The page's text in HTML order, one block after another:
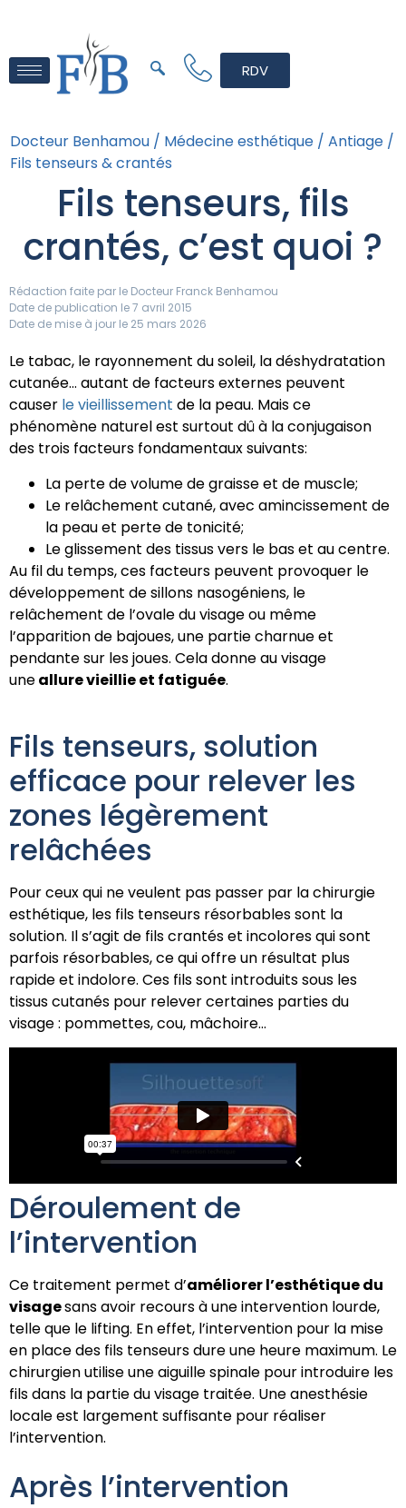
RDV
Docteur Benhamou / Médecine esthétique / Antiage /
Fils tenseurs & crantés
Fils tenseurs, fils
crantés, c’est quoi ?
Rédaction faite par le Docteur Franck Benhamou
Date de publication le 7 avril 2015
Date de mise à jour le 25 mars 2026
Le tabac, le rayonnement du soleil, la déshydratation
cutanée… autant de facteurs externes peuvent
causer le vieillissement de la peau. Mais ce
phénomène naturel est surtout dû à la conjugaison
des trois facteurs fondamentaux suivants:
La perte de volume de graisse et de muscle;
Le relâchement cutané, avec amincissement de
la peau et perte de tonicité;
Le glissement des tissus vers le bas et au centre.
Au fil du temps, ces facteurs peuvent provoquer le
développement de sillons nasogéniens, le
relâchement de l’ovale du visage ou même
l’apparition de bajoues, une partie charnue et
pendante sur les joues. Cela donne au visage
uneallure vieillie et fatiguée.
Fils tenseurs, solution
efficace pour relever les
zones légèrement
relâchées
Pour ceux qui ne veulent pas passer par la chirurgie
esthétique, les fils tenseurs résorbables sont la
solution. Il s’agit de fils crantés et incolores qui sont
parfois résorbables, ce qui offre un résultat plus
rapide et indolore. Ces fils sont introduits sous les
tissus cutanés pour relever certaines parties du
visage : pommettes, cou, mâchoire…
Déroulement de
l’intervention
Ce traitement permet d’améliorerl’esthétique du
visagesans avoir recours à une intervention lourde,
telle que le lifting. En effet, l’intervention pour la mise
en place des fils tenseurs dure une heure maximum. Le
chirurgien utilise une aiguille spinale pour introduire les
fils dans la partie du visage traitée. Une anesthésie
locale est largement suffisante pour réaliser
l’intervention.
Après l’intervention